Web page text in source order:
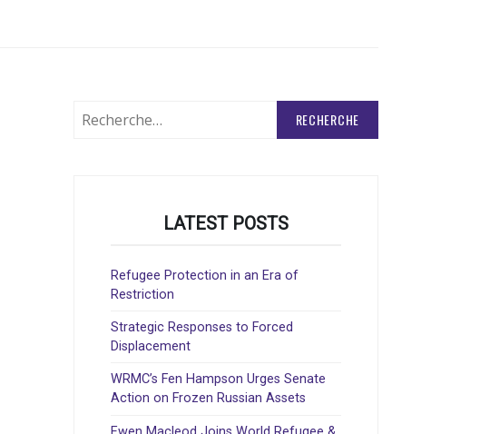
LATEST POSTS
Refugee Protection in an Era of
Restriction
Strategic Responses to Forced
Displacement
WRMC’s Fen Hampson Urges Senate
Action on Frozen Russian Assets